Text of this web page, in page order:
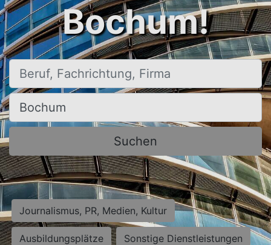
Bochum!
Beruf, Fachrichtung, Firma
Ort, Stadt
Suchen
Journalismus, PR, Medien, Kultur
Ausbildungsplätze Sonstige Dienstleistungen